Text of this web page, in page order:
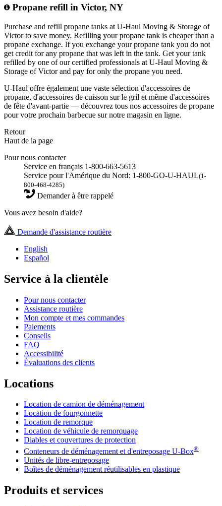
Propane refill in Victor, NY
Purchase and refill propane tanks at U-Haul Moving & Storage of
Victor to save money. Refilling your propane tank is cheaper than a
propane exchange. If you exchange your propane tank you do not
get credit for any propane that was left in the tank. Get your tank
refilled by one of our certified professionals at U-Haul Moving &
Storage of Victor and pay for only the propane you need.
U-Haul offre également une vaste sélection d'accessoires de
propane, d'accessoires de cuisson sur le gril et même d'accessoires
de fête d'avant-partie — découvrez tous nos accessoires de propane
pour votre prochain barbecue sur notre magasin en ligne.
Retour
Haut de la page
Pour nous contacter
Service en français 1-800-663-5613
Service pour l'Amérique du Nord: 1-800-GO-U-HAUL(1-
800-468-4285)
Demander à être rappelé
Vous avez besoin d'aide?
Demande d'assistance routière
English
Español
Service à la clientèle
Pour nous contacter
Assistance routière
Mon compte et mes commandes
Paiements
Conseils
FAQ
Accessibilité
Évaluations des clients
Locations
Location de camion de déménagement
Location de fourgonnette
Location de remorque
Location de véhicule de remorquage
Diables et couvertures de protection
Conteneurs de déménagement et d'entreposage U-Box®
Unités de libre-entreposage
Boîtes de déménagement réutilisables en plastique
Produits et services